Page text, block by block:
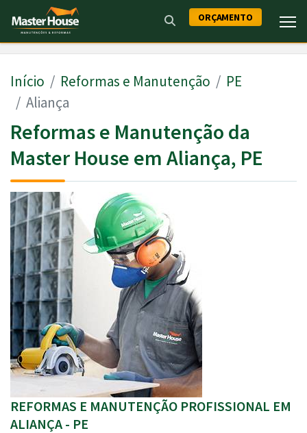
ORÇAMENTO
Início Reformas e Manutenção
PE
Aliança
Reformas e Manutenção da
Master House em Aliança, PE
REFORMAS E MANUTENÇÃO PROFISSIONAL EM
ALIANÇA - PE